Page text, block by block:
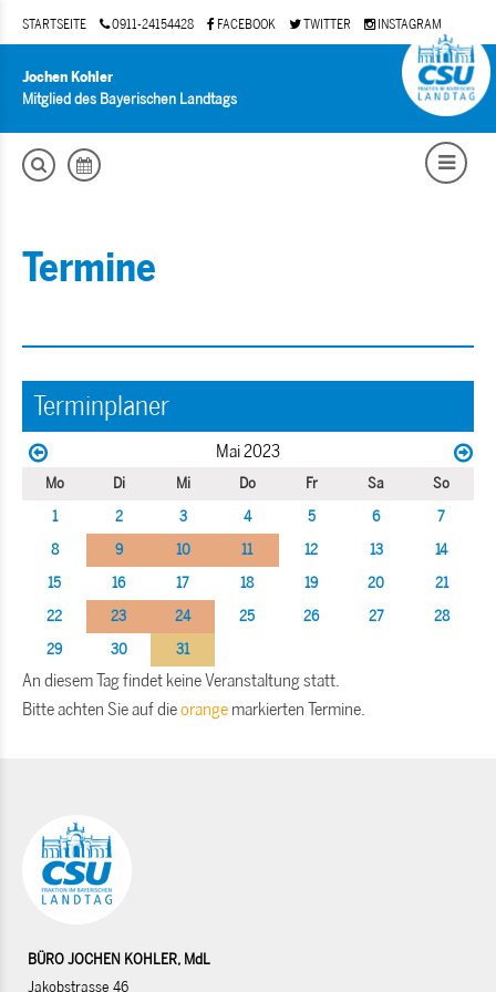
STARTSEITE 0911-24154428 FACEBOOK TWITTER INSTAGRAM
Jochen Kohler
Mitglied des Bayerischen Landtags
Termine
Terminplaner
Mai 2023
Mo Di Mi Do Fr Sa
So
1
2 3 4 5 6
7
8
9 10 11 12 13
14
15
16 17 18 19 20
21
22
23 24 25 26 27
28
29
30 31
An diesem Tag findet keine Veranstaltung statt.
Bitte achten Sie auf dieorange markierten Termine.
BÜRO JOCHEN KOHLER, MdL
Jakobstrasse 46